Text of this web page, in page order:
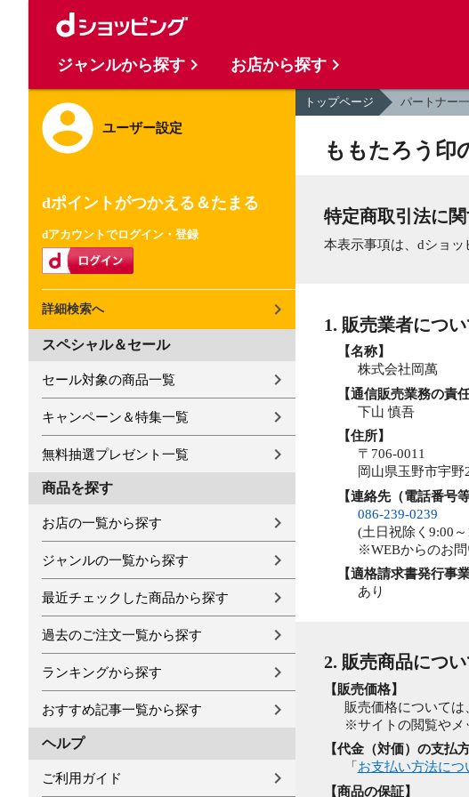
ユーザー設定
dポイントがつかえる＆たまる
dアカウントでログイン・登録
詳細検索へ
スペシャル＆セール
セール対象の商品一覧
キャンペーン＆特集一覧
無料抽選プレゼント一覧
商品を探す
お店の一覧から探す
ジャンルの一覧から探す
最近チェックした商品から探す
過去のご注文一覧から探す
ランキングから探す
おすすめ記事一覧から探す
ヘルプ
ご利用ガイド
トップページ パートナー
ももたろう印
特定商取引法に
本表示事項は、dショ
1. 販売業者につ
【名称】
株式会社岡萬
【通信販売業務の責任
下山 慎吾
【住所】
〒706-0011
岡山県玉野市宇野
【連絡先（電話番号等
086-239-0239
(土日祝除く9:00
※WEBからのお
【適格請求書発行事
あり
2. 販売商品につ
【販売価格】
販売価格については
※サイトの閲覧やメ
【代金（対価）の支払
「 お支払い方法につ
【商品の保証】
ジャンルから探す お店から探す